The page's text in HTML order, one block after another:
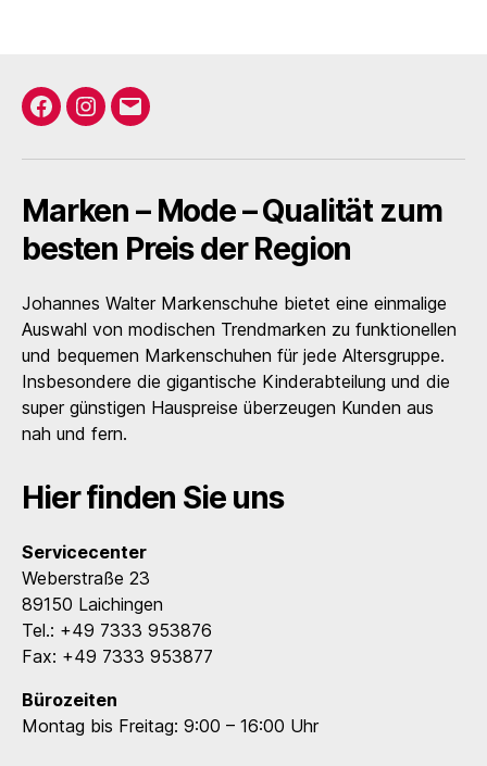
Facebook
Instagram
E-
Marken – Mode – Qualität zum
besten Preis der Region
Johannes Walter Markenschuhe bietet eine einmalige
Auswahl von modischen Trendmarken zu funktionellen
und bequemen Markenschuhen für jede Altersgruppe.
Insbesondere die gigantische Kinderabteilung und die
super günstigen Hauspreise überzeugen Kunden aus
nah und fern.
Hier finden Sie uns
Servicecenter
Weberstraße 23
89150 Laichingen
Tel.: +49 7333 953876
Fax: +49 7333 953877
Bürozeiten
Montag bis Freitag: 9:00 – 16:00 Uhr